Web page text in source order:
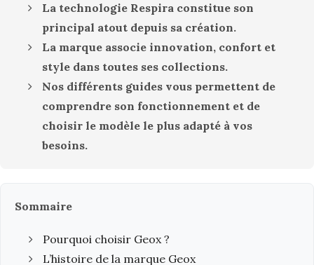
La technologie Respira constitue son
principal atout depuis sa création.
La marque associe innovation, confort et
style dans toutes ses collections.
Nos différents guides vous permettent de
comprendre son fonctionnement et de
choisir le modèle le plus adapté à vos
besoins.
Sommaire
Pourquoi choisir Geox ?
L’histoire de la marque Geox